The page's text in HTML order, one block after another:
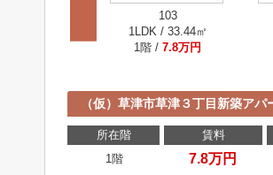
103
1LDK / 33.44㎡
1階 / 7.8万円
（仮）草津市草津３丁目新築アパ
所在階 賃料
1階
7.8万円